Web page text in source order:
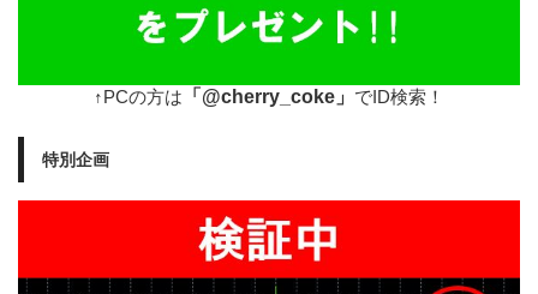
↑PCの方は 「@cherry_coke」 でID検索！
特別企画